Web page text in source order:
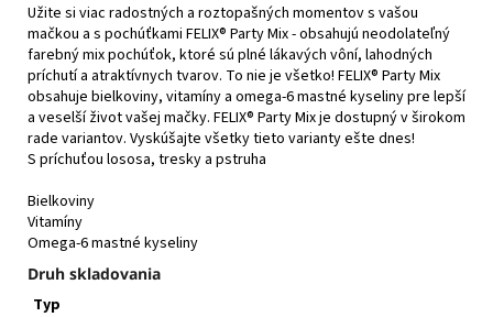
Užite si viac radostných a roztopašných momentov s vašou
mačkou a s pochúťkami FELIX® Party Mix - obsahujú neodolateľný
farebný mix pochúťok, ktoré sú plné lákavých vôní, lahodných
príchutí a atraktívnych tvarov. To nie je všetko! FELIX® Party Mix
obsahuje bielkoviny, vitamíny a omega-6 mastné kyseliny pre lepší
a veselší život vašej mačky. FELIX® Party Mix je dostupný v širokom
rade variantov. Vyskúšajte všetky tieto varianty ešte dnes!
S príchuťou lososa, tresky a pstruha
Bielkoviny
Vitamíny
Omega-6 mastné kyseliny
Druh skladovania
Typ